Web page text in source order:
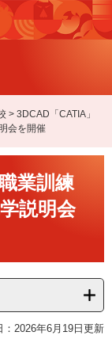
> 3DCAD「CATIA」
会を開催
業訓練
説明会
：2026年6月19日更新